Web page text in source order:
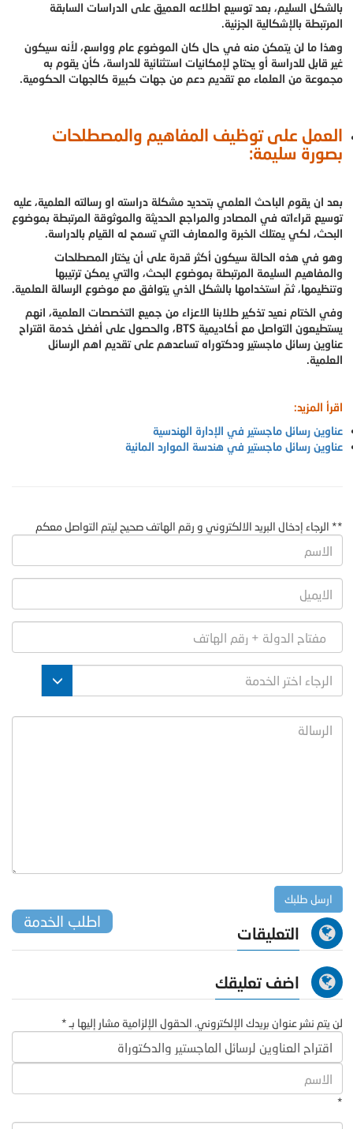
بالشكل السليم، بعد توسيع اطلاعه العميق على الدراسات السابقة
المرتبطة بالإشكالية الجزئية.
وهذا ما لن يتمكن منه في حال كان الموضوع عام وواسع، لأنه سيكون
غير قابل للدراسة أو يحتاج لإمكانيات استثنائية للدراسة، كأن يقوم به
مجموعة من العلماء مع تقديم دعم من جهات كبيرة كالجهات الحكومية.
العمل على توظيف المفاهيم والمصطلحات
بصورة سليمة:
بعد ان يقوم الباحث العلمي بتحديد مشكلة دراسته او رسالته العلمية، عليه
توسيع قراءاته في المصادر والمراجع الحديثة والموثوقة المرتبطة بموضوع
البحث، لكي يمتلك الخبرة والمعارف التي تسمح له القيام بالدراسة.
وهو في هذه الحالة سيكون أكثر قدرة على أن يختار المصطلحات
والمفاهيم السليمة المرتبطة بموضوع البحث، والتي يمكن ترتيبها
وتنظيمها، ثمّ استخدامها بالشكل الذي يتوافق مع موضوع الرسالة العلمية.
وفي الختام نعيد تذكير طلابنا الاعزاء من جميع التخصصات العلمية، انهم
يستطيعون التواصل مع أكاديمية BTS، والحصول على أفضل خدمة اقتراح
عناوين رسائل ماجستير ودكتوراه تساعدهم على تقديم اهم الرسائل
العلمية.
اقرأ المزيد:
عناوين رسائل ماجستير في الإدارة الهندسية
عناوين رسائل ماجستير في هندسة الموارد المائية
** الرجاء إدخال البريد الالكتروني و رقم الهاتف صحيح ليتم التواصل معكم
اطلب الخدمة
التعليقات
اضف تعليقك
لن يتم نشر عنوان بريدك الإلكتروني. الحقول الإلزامية مشار إليها بـ *
*